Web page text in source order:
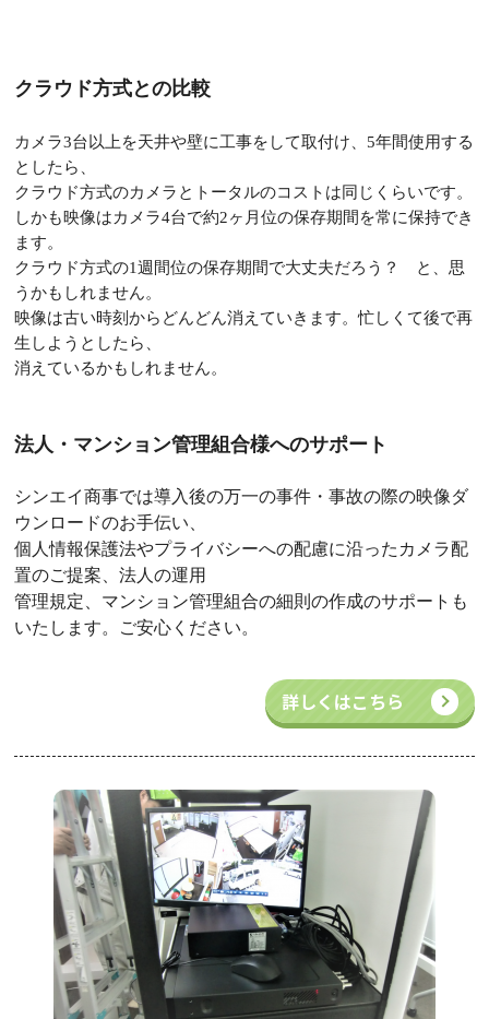
クラウド方式との比較
カメラ3台以上を天井や壁に工事をして取付け、5年間使用する
としたら、
クラウド方式のカメラとトータルのコストは同じくらいです。
しかも映像はカメラ4台で約2ヶ月位の保存期間を常に保持でき
ます。
クラウド方式の1週間位の保存期間で大丈夫だろう？ と、思
うかもしれません。
映像は古い時刻からどんどん消えていきます。忙しくて後で再
生しようとしたら、
消えているかもしれません。
法人・マンション管理組合様へのサポート
シンエイ商事では導入後の万一の事件・事故の際の映像ダ
ウンロードのお手伝い、
個人情報保護法やプライバシーへの配慮に沿ったカメラ配
置のご提案、法人の運用
管理規定、マンション管理組合の細則の作成のサポートも
いたします。ご安心ください。
詳しくはこちら